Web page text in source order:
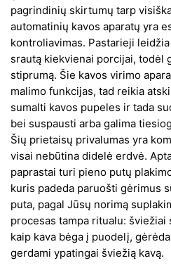
pagrindinių skirtumų tarp
automatinių kavos aparatų yra
kontroliavimas. Pastarieji
srautą kiekvienai porcijai, todėl
stiprumą. Šie kavos virimo
malimo funkcijas, tad reikia
sumalti kavos pupeles ir tada
bei suspausti arba galima
Šių prietaisų privalumas yra
visai nebūtina didelė erdvė.
paprastai turi pieno putų
kuris padeda paruošti gėrimus
puta, pagal Jūsų norimą
procesas tampa ritualu: šviežiai
kaip kava bėga į puodelį,
gerdami ypatingai šviežią kavą.